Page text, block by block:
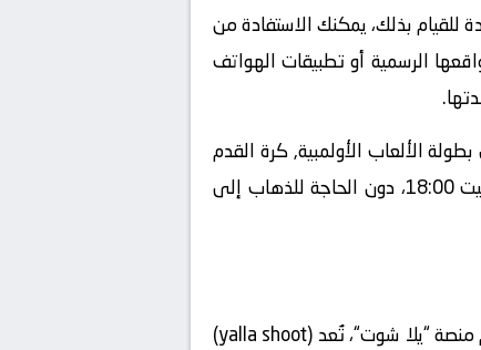
الإنترنت، فهناك طرق عديدة للقيام بذلك، يمكنك الاستفادة من
الرسمية أو تطبيقات الهواتف
المناسب والتحضير لذلك، يمكنك الاستمتاع بمتابعة مباراة أوكرانيا تحت 23 و المغرب تحت 23 في بطولة الألعاب الأولمبية, كرة القدم
في الألعاب الأولمبية – رجال – المجموعة ب بكل راحة ومن أي مكان تفضله في تاريخ 2024-07-27 وتوقيت 18:00، دون الحاجة للذهاب إلى
، يمكنك استخدام منصة “يلا شوت“، تُعد (yalla shoot)